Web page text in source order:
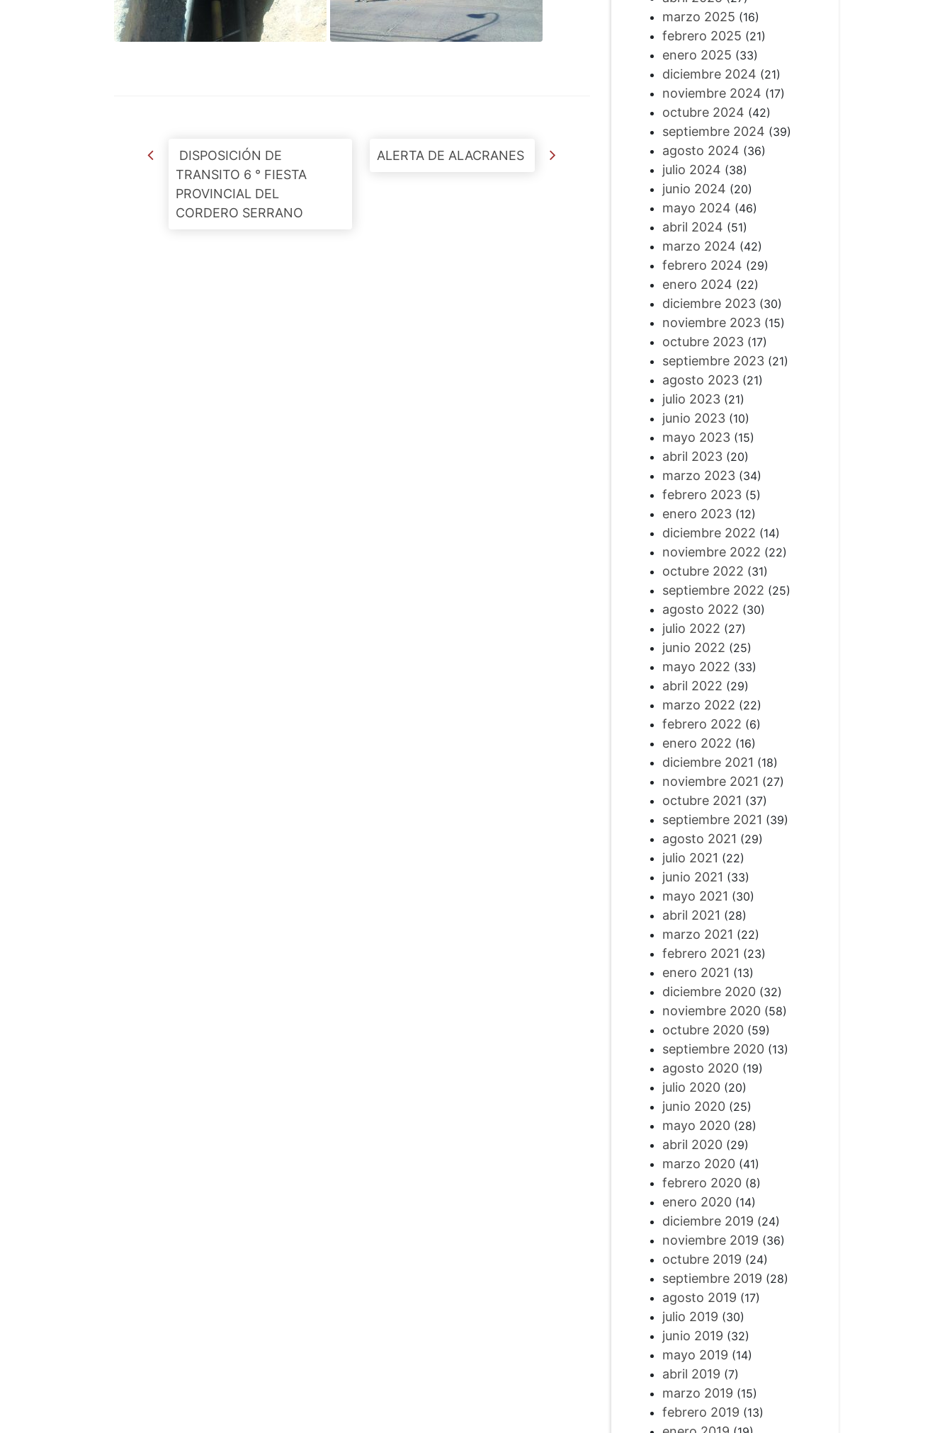
Post navigation
DISPOSICIÓN DE
TRANSITO 6 ° FIESTA
PROVINCIAL DEL
CORDERO SERRANO
ALERTA DE ALACRANES
marzo 2025 (16)
febrero 2025 (21)
enero 2025 (33)
diciembre 2024 (21)
noviembre 2024 (17)
octubre 2024 (42)
septiembre 2024 (39)
agosto 2024 (36)
julio 2024 (38)
junio 2024 (20)
mayo 2024 (46)
abril 2024 (51)
marzo 2024 (42)
febrero 2024 (29)
enero 2024 (22)
diciembre 2023(30)
noviembre 2023(15)
octubre 2023(17)
septiembre 2023(21)
agosto 2023(21)
julio 2023(21)
junio 2023(10)
mayo 2023(15)
abril 2023(20)
marzo 2023(34)
febrero 2023(5)
enero 2023(12)
diciembre 2022 (14)
noviembre 2022 (22)
octubre 2022 (31)
septiembre 2022 (25)
agosto 2022 (30)
julio 2022 (27)
junio 2022 (25)
mayo 2022 (33)
abril 2022 (29)
marzo 2022 (22)
febrero 2022 (6)
enero 2022 (16)
diciembre 2021 (18)
noviembre 2021 (27)
octubre 2021 (37)
septiembre 2021 (39)
agosto 2021 (29)
julio 2021 (22)
junio 2021 (33)
mayo 2021 (30)
abril 2021 (28)
marzo 2021 (22)
febrero 2021 (23)
enero 2021 (13)
diciembre 2020(32)
noviembre 2020(58)
octubre 2020(59)
septiembre 2020(13)
agosto 2020(19)
julio 2020(20)
junio 2020(25)
mayo 2020(28)
abril 2020(29)
marzo 2020(41)
febrero 2020(8)
enero 2020(14)
diciembre 2019 (24)
noviembre 2019 (36)
octubre 2019 (24)
septiembre 2019 (28)
agosto 2019 (17)
julio 2019 (30)
junio 2019 (32)
mayo 2019 (14)
abril 2019 (7)
marzo 2019 (15)
febrero 2019 (13)